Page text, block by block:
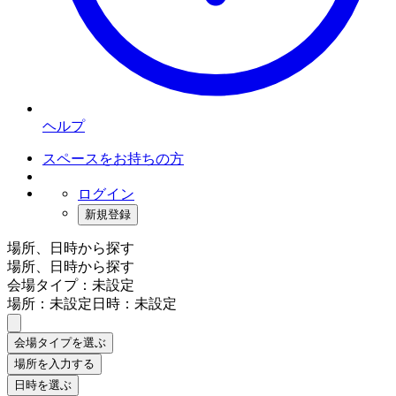
ヘルプ
スペースをお持ちの方
ログイン
新規登録
場所、日時から探す
場所、日時から探す
会場タイプ：未設定
場所：未設定日時：未設定
会場タイプを選ぶ
場所を入力する
日時を選ぶ